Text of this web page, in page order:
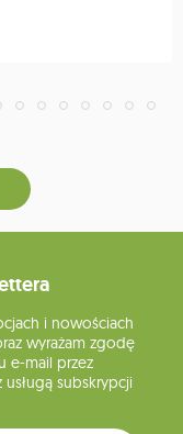
i nowościach
wyrażam zgodę
e-mail przez
subskrypcji